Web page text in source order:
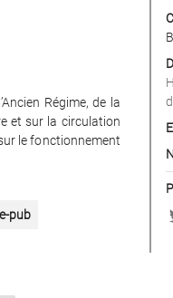
Régime, de la
et sur la circulation
le fonctionnement
e-pub